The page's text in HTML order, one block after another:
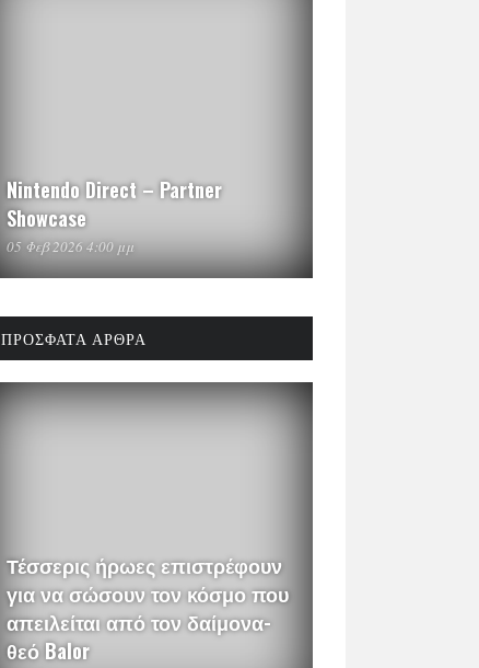
Nintendo Direct – Partner
Showcase
05 Φεβ 2026 4:00 μμ
ΠΡΌΣΦΑΤΑ ΆΡΘΡΑ
Τέσσερις ήρωες επιστρέφουν
για να σώσουν τον κόσμο που
απειλείται από τον δαίμονα-
θεό Balor